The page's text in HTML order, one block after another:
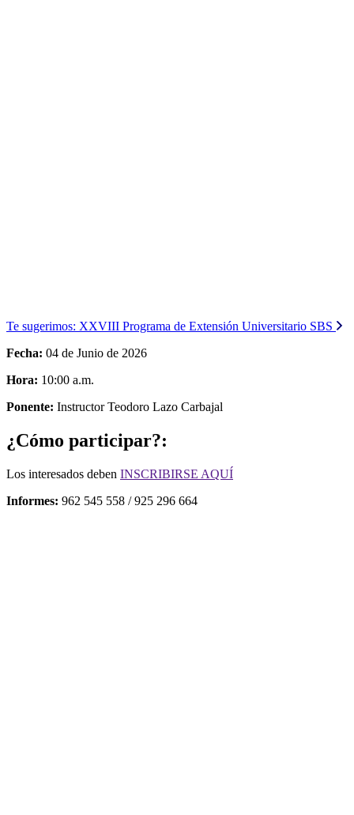
Te sugerimos: XXVIII Programa de Extensión Universitario SBS
Fecha: 04 de Junio de 2026
Hora: 10:00 a.m.
Ponente: Instructor Teodoro Lazo Carbajal
¿Cómo participar?:
Los interesados deben INSCRIBIRSE AQUÍ
Informes: 962 545 558 / 925 296 664